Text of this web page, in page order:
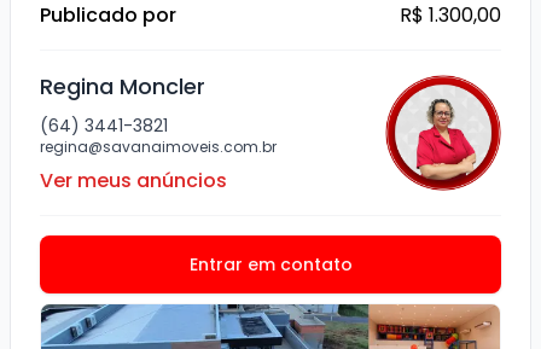
Publicado por R$ 1.300,00
Regina Moncler
(64) 3441-3821
regina@savanaimoveis.com.br
Ver meus anúncios
Entrar em contato